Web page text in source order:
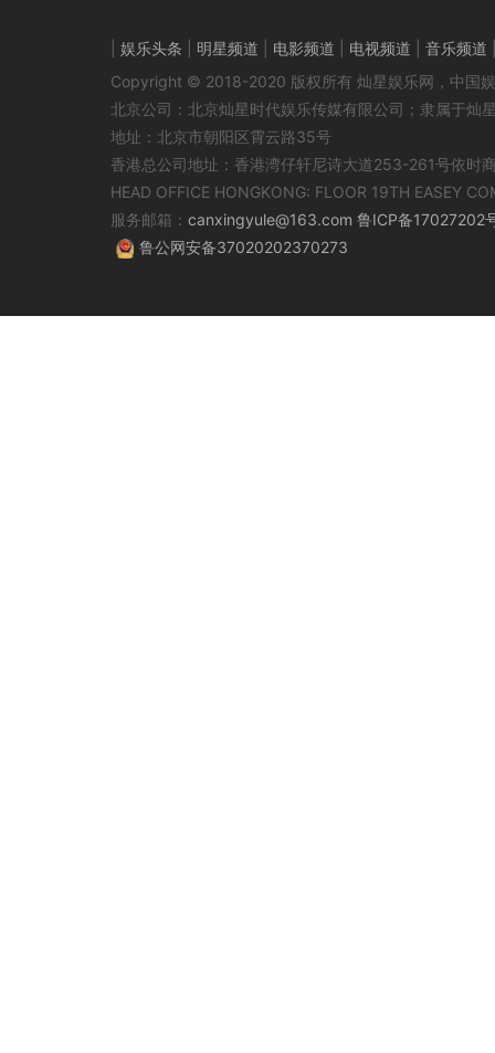
娱乐头条 明星频道 电影频道 电视频道 音乐频道
Copyright © 2018-2020 版权所有 灿星娱乐网，中国
北京公司：北京灿星时代娱乐传媒有限公司；隶属于灿
地址：北京市朝阳区霄云路35号
香港总公司地址：香港湾仔轩尼诗大道253-261号依时
HEAD OFFICE HONGKONG: FLOOR 19TH EASEY
服务邮箱： canxingyule@163.com 鲁ICP备17027202
鲁公网安备37020202370273